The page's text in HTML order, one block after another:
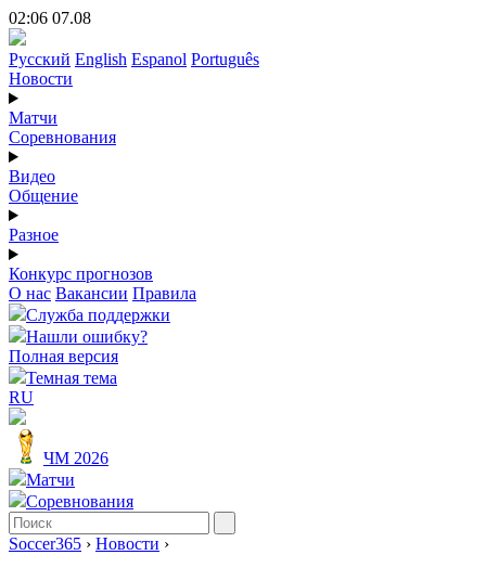
02:06 07.08
Русский English Espanol Português
Новости
Матчи
Соревнования
Видео
Общение
Разное
Конкурс прогнозов
О нас Вакансии Правила
Служба поддержки
Нашли ошибку?
Полная версия
Темная тема
RU
ЧМ 2026
Матчи
Соревнования
Soccer365 › Новости ›